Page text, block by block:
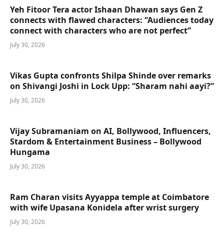
Yeh Fitoor Tera actor Ishaan Dhawan says Gen Z
connects with flawed characters: “Audiences today
connect with characters who are not perfect”
July 30, 2026
Vikas Gupta confronts Shilpa Shinde over remarks
on Shivangi Joshi in Lock Upp: “Sharam nahi aayi?”
July 30, 2026
Vijay Subramaniam on AI, Bollywood, Influencers,
Stardom & Entertainment Business – Bollywood
Hungama
July 30, 2026
Ram Charan visits Ayyappa temple at Coimbatore
with wife Upasana Konidela after wrist surgery
July 30, 2026